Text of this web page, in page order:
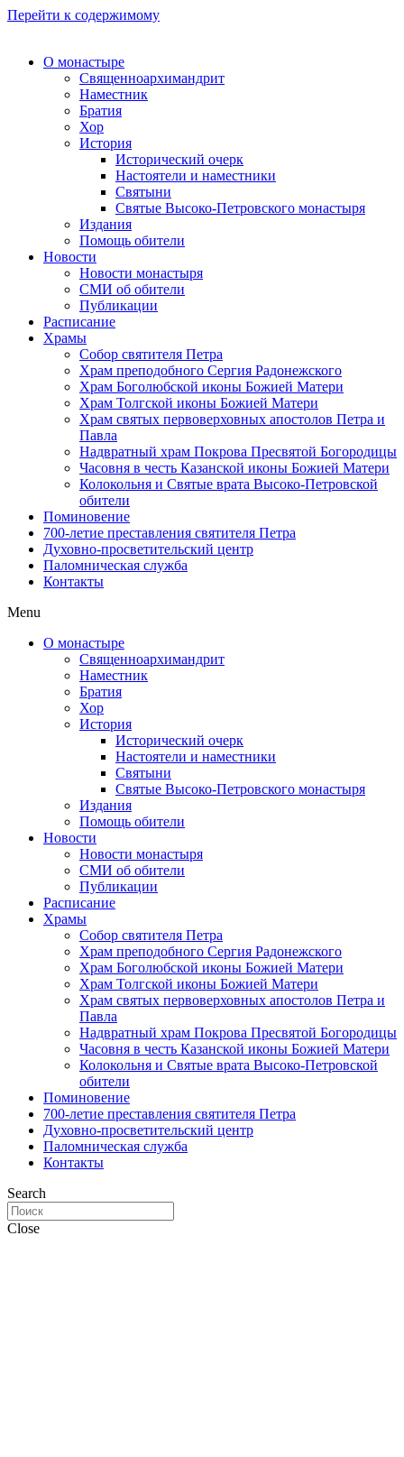
Перейти к содержимому
О монастыре
Священноархимандрит
Наместник
Братия
Хор
История
Исторический очерк
Настоятели и наместники
Святыни
Святые Высоко-Петровского монастыря
Издания
Помощь обители
Новости
Новости монастыря
СМИ об обители
Публикации
Расписание
Храмы
Собор святителя Петра
Храм преподобного Сергия Радонежского
Храм Боголюбской иконы Божией Матери
Храм Толгской иконы Божией Матери
Храм святых первоверховных апостолов Петра и
Павла
Надвратный храм Покрова Пресвятой Богородицы
Часовня в честь Казанской иконы Божией Матери
Колокольня и Святые врата Высоко-Петровской
обители
Поминовение
700-летие преставления святителя Петра
Духовно-просветительский центр
Паломническая служба
Контакты
Menu
О монастыре
Священноархимандрит
Наместник
Братия
Хор
История
Исторический очерк
Настоятели и наместники
Святыни
Святые Высоко-Петровского монастыря
Издания
Помощь обители
Новости
Новости монастыря
СМИ об обители
Публикации
Расписание
Храмы
Собор святителя Петра
Храм преподобного Сергия Радонежского
Храм Боголюбской иконы Божией Матери
Храм Толгской иконы Божией Матери
Храм святых первоверховных апостолов Петра и
Павла
Надвратный храм Покрова Пресвятой Богородицы
Часовня в честь Казанской иконы Божией Матери
Колокольня и Святые врата Высоко-Петровской
обители
Поминовение
700-летие преставления святителя Петра
Духовно-просветительский центр
Паломническая служба
Контакты
Search
Close